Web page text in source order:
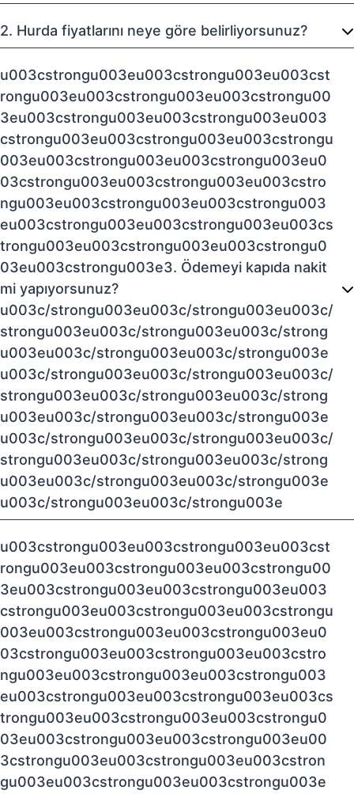
2. Hurda fiyatlarını neye göre belirliyorsunuz?
u003cstrongu003eu003cstrongu003eu003cst
rongu003eu003cstrongu003eu003cstrongu00
3eu003cstrongu003eu003cstrongu003eu003
cstrongu003eu003cstrongu003eu003cstrongu
003eu003cstrongu003eu003cstrongu003eu0
03cstrongu003eu003cstrongu003eu003cstro
ngu003eu003cstrongu003eu003cstrongu003
eu003cstrongu003eu003cstrongu003eu003cs
trongu003eu003cstrongu003eu003cstrongu0
03eu003cstrongu003e3. Ödemeyi kapıda nakit
mi yapıyorsunuz?
u003c/strongu003eu003c/strongu003eu003c/
strongu003eu003c/strongu003eu003c/strong
u003eu003c/strongu003eu003c/strongu003e
u003c/strongu003eu003c/strongu003eu003c/
strongu003eu003c/strongu003eu003c/strong
u003eu003c/strongu003eu003c/strongu003e
u003c/strongu003eu003c/strongu003eu003c/
strongu003eu003c/strongu003eu003c/strong
u003eu003c/strongu003eu003c/strongu003e
u003c/strongu003eu003c/strongu003e
u003cstrongu003eu003cstrongu003eu003cst
rongu003eu003cstrongu003eu003cstrongu00
3eu003cstrongu003eu003cstrongu003eu003
cstrongu003eu003cstrongu003eu003cstrongu
003eu003cstrongu003eu003cstrongu003eu0
03cstrongu003eu003cstrongu003eu003cstro
ngu003eu003cstrongu003eu003cstrongu003
eu003cstrongu003eu003cstrongu003eu003cs
trongu003eu003cstrongu003eu003cstrongu0
03eu003cstrongu003eu003cstrongu003eu00
3cstrongu003eu003cstrongu003eu003cstron
gu003eu003cstrongu003eu003cstrongu003e